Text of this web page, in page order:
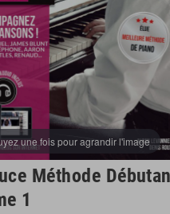
une fois pour agrandir l'image
Méthode
1